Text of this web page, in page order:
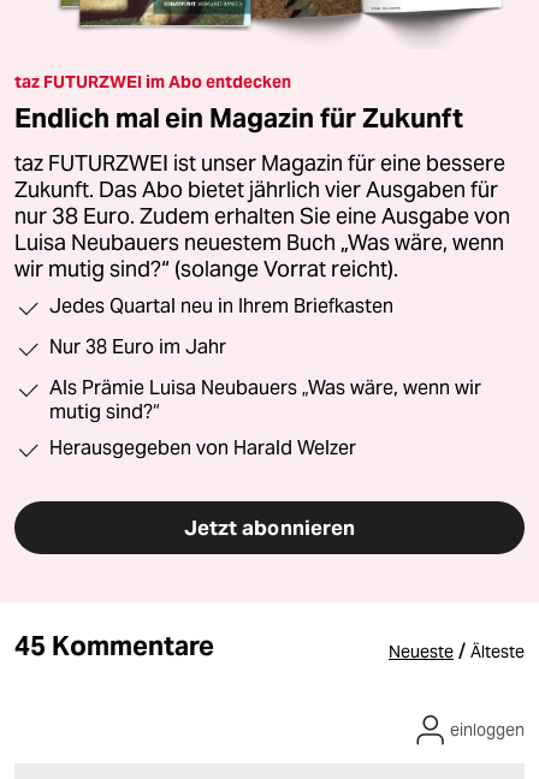
taz FUTURZWEI im Abo entdecken
Endlich mal ein Magazin für Zukunft
taz FUTURZWEI ist unser Magazin für eine bessere
Zukunft. Das Abo bietet jährlich vier Ausgaben für
nur 38 Euro. Zudem erhalten Sie eine Ausgabe von
Luisa Neubauers neuestem Buch „Was wäre, wenn
wir mutig sind?“ (solange Vorrat reicht).
Jedes Quartal neu in Ihrem Briefkasten
Nur 38 Euro im Jahr
Als Prämie Luisa Neubauers „Was wäre, wenn wir
mutig sind?“
Herausgegeben von Harald Welzer
Jetzt abonnieren
45 Kommentare Neueste / Älteste
einloggen